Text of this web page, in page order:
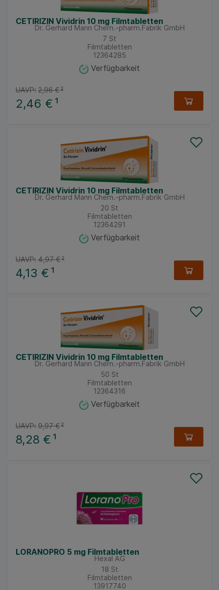
CETIRIZIN Vividrin 10 mg Filmtabletten
Dr. Gerhard Mann Chem.-pharm.Fabrik GmbH
7 St
Filmtabletten
12364285
Verfügbarkeit
2,46 € ¹
UAVP: 2,96 €²
CETIRIZIN Vividrin 10 mg Filmtabletten
Dr. Gerhard Mann Chem.-pharm.Fabrik GmbH
20 St
Filmtabletten
12364291
Verfügbarkeit
4,13 € ¹
UAVP: 4,97 €²
CETIRIZIN Vividrin 10 mg Filmtabletten
Dr. Gerhard Mann Chem.-pharm.Fabrik GmbH
50 St
Filmtabletten
12364316
Verfügbarkeit
8,28 € ¹
UAVP: 9,97 €²
LORANOPRO 5 mg Filmtabletten
Hexal AG
18 St
Filmtabletten
13917740